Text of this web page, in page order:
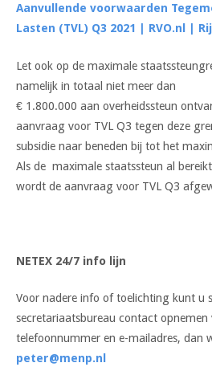
Aanvullende voorwaarden
Lasten (TVL) Q3 2021 | RVO.nl |
Let ook op de maximale
namelijk in totaal niet meer dan
€ 1.800.000 aan overheidssteun
aanvraag voor TVL Q3 tegen deze
subsidie naar beneden bij tot het
Als de maximale staatssteun al
wordt de aanvraag voor TVL Q3
NETEX 24/7 info lijn
Voor nadere info of toelichting kunt u
secretariaatsbureau contact opnemen
telefoonnummer en e-mailadres, dan
peter@menp.nl